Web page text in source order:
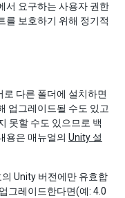
서 요구하는 사용자 권한
를 보호하기 위해 정기적
다른 폴더에 설치하면
업그레이드될 수도 있고
못할 수도 있으므로 백
용은 매뉴얼의 Unity 설
Unity 버전에만 유효합
그레이드한다면(예: 4.0